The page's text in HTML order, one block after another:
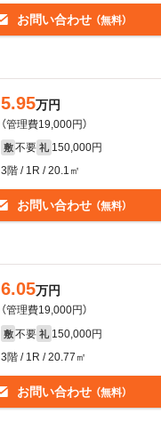
お問い合わせ （無料）
5.95万円
（管理費19,000円）
敷 不要 礼 150,000円
3階 / 1R / 20.1㎡
お問い合わせ （無料）
6.05万円
（管理費19,000円）
敷 不要 礼 150,000円
3階 / 1R / 20.77㎡
お問い合わせ （無料）